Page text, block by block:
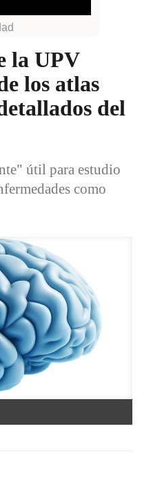
la UPV
los atlas
del
útil para estudio
como